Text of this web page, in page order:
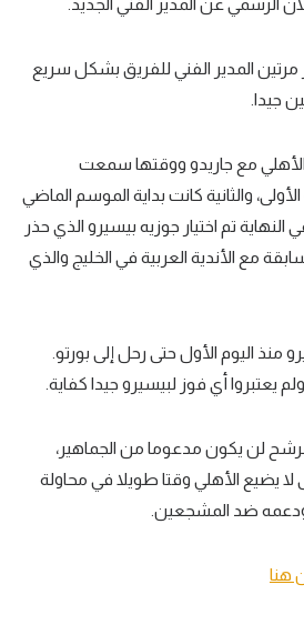
مرتين المدير الفني للفريق بشكل سريع
جيدا.
الأهلي مع جاريدو ووقتها سمعت
والثانية كانت بداية الموسم الماضي
تم اختيار جوزيه بيسيرو الذي حذر
مع الأندية العربية في الخليج والذي
اليوم الأول حتى رحل إلى بورتو.
يعتبروا أي فوز لبيسيرو جيدا كفاية.
لن يكون مدعوما من الجماهير،
يضيع الأهلي وقتا طويلا في محاولة
ضد المشجعين.
هنا